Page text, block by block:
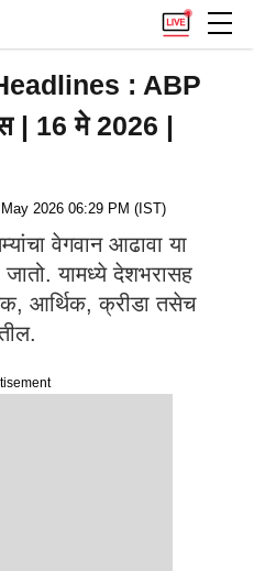
: ABP
| 16 मे 2026 |
2026 06:29 PM (IST)
वेगवान आढावा या
जातो. यामध्ये देशभरासह
आर्थिक, क्रीडा तसेच